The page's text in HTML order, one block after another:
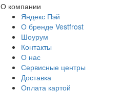
О компании
Яндекс Пэй
О бренде Vestfrost
Шоурум
Контакты
О нас
Сервисные центры
Доставка
Оплата картой